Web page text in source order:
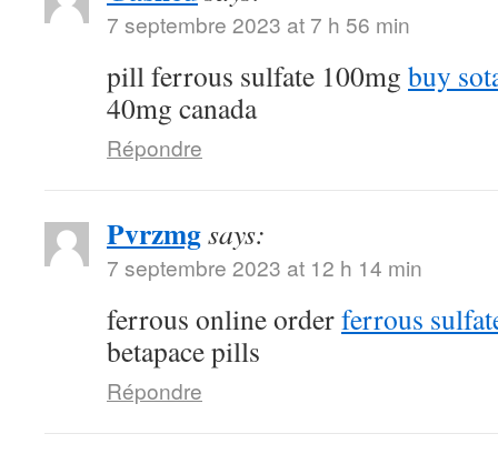
7 septembre 2023 at 7 h 56 min
pill ferrous sulfate 100mg buy
40mg canada
Répondre
Pvrzmgsays:
7 septembre 2023 at 12 h 14 min
ferrous online orderferrous
betapace pills
Répondre